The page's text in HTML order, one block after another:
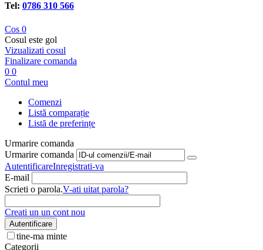
Tel: 0786 310 566
Cos 0
Cosul este gol
Vizualizati cosul
Finalizare comanda
0 0
Contul meu
Comenzi
Listă comparație
Listă de preferințe
Urmarire comanda
Urmarire comanda
AutentificareInregistrati-va
E-mail
Scrieti o parola.V-ati uitat parola?
Creati un un cont nou
Autentificare
tine-ma minte
Categorii